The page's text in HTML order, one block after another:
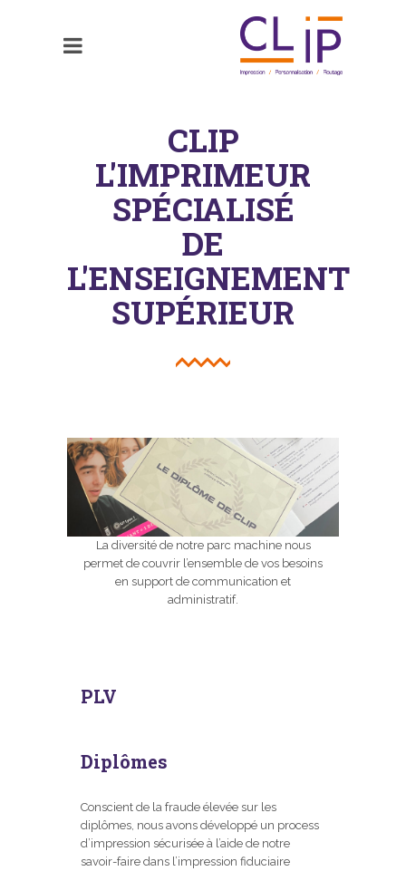
CLIP
L'IMPRIMEUR
SPÉCIALISÉ
DE
L'ENSEIGNEMENT
SUPÉRIEUR
La diversité de notre parc machine nous
permet de couvrir l’ensemble de vos besoins
en support de communication et
administratif.
PLV
Diplômes
Conscient de la fraude élevée sur les
diplômes, nous avons développé un process
d’impression sécurisée à l’aide de notre
savoir-faire dans l’impression fiduciaire